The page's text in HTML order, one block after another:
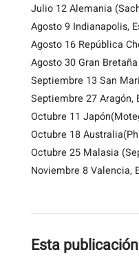
Julio 12 Alemania
Agosto 9 Indianapolis,
Agosto 16 República
Agosto 30 Gran
Septiembre 13 San
Septiembre 27 Aragón,
Octubre 11
Octubre 18
Octubre 25 Malasia
Noviembre 8 Valencia,
Esta